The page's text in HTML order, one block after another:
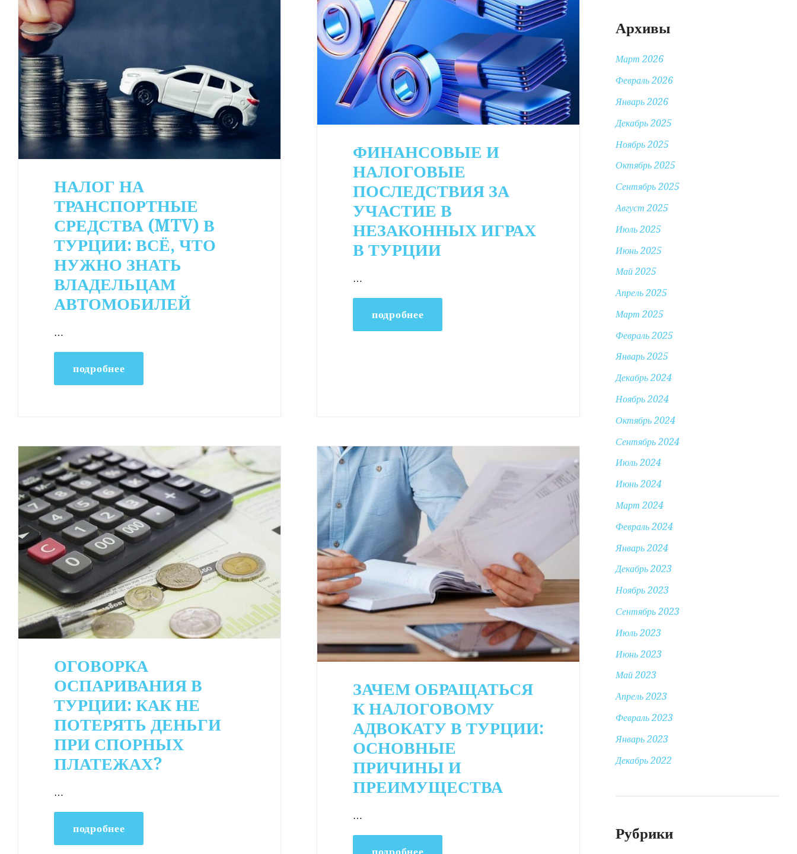
НАЛОГ НА
ТРАНСПОРТНЫЕ
СРЕДСТВА (MTV) В
ТУРЦИИ: ВСЁ, ЧТО
НУЖНО ЗНАТЬ
ВЛАДЕЛЬЦАМ
АВТОМОБИЛЕЙ
…
подробнее
ФИНАНСОВЫЕ И
НАЛОГОВЫЕ
ПОСЛЕДСТВИЯ ЗА
УЧАСТИЕ В
НЕЗАКОННЫХ ИГРАХ
В ТУРЦИИ
…
подробнее
ОГОВОРКА
ОСПАРИВАНИЯ В
ТУРЦИИ: КАК НЕ
ПОТЕРЯТЬ ДЕНЬГИ
ПРИ СПОРНЫХ
ПЛАТЕЖАХ?
…
подробнее
ЗАЧЕМ ОБРАЩАТЬСЯ
К НАЛОГОВОМУ
АДВОКАТУ В ТУРЦИИ:
ОСНОВНЫЕ
ПРИЧИНЫ И
ПРЕИМУЩЕСТВА
…
подробнее
Архивы
Март 2026
Февраль 2026
Январь 2026
Декабрь 2025
Ноябрь 2025
Октябрь 2025
Сентябрь 2025
Август 2025
Июль 2025
Июнь 2025
Май 2025
Апрель 2025
Март 2025
Февраль 2025
Январь 2025
Декабрь 2024
Ноябрь 2024
Октябрь 2024
Сентябрь 2024
Июль 2024
Июнь 2024
Март 2024
Февраль 2024
Январь 2024
Декабрь 2023
Ноябрь 2023
Сентябрь 2023
Июль 2023
Июнь 2023
Май 2023
Апрель 2023
Февраль 2023
Январь 2023
Декабрь 2022
Рубрики